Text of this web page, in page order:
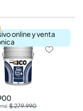
online y venta
$ 279.990